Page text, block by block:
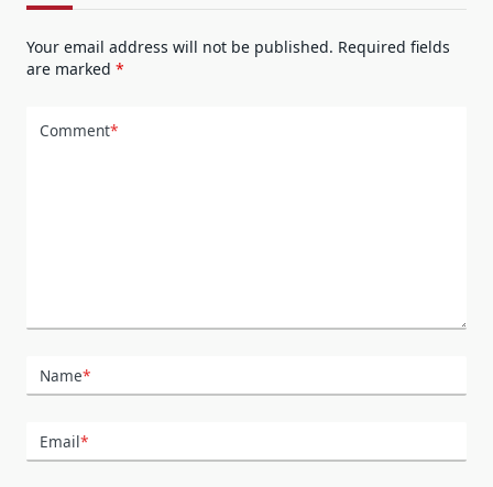
Your email address will not be published. Required fields
are marked *
Comment*
Name*
Email*